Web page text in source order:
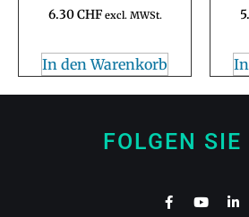
6.30CHF excl. MWSt.
In den Warenkorb
FOLGEN SIE